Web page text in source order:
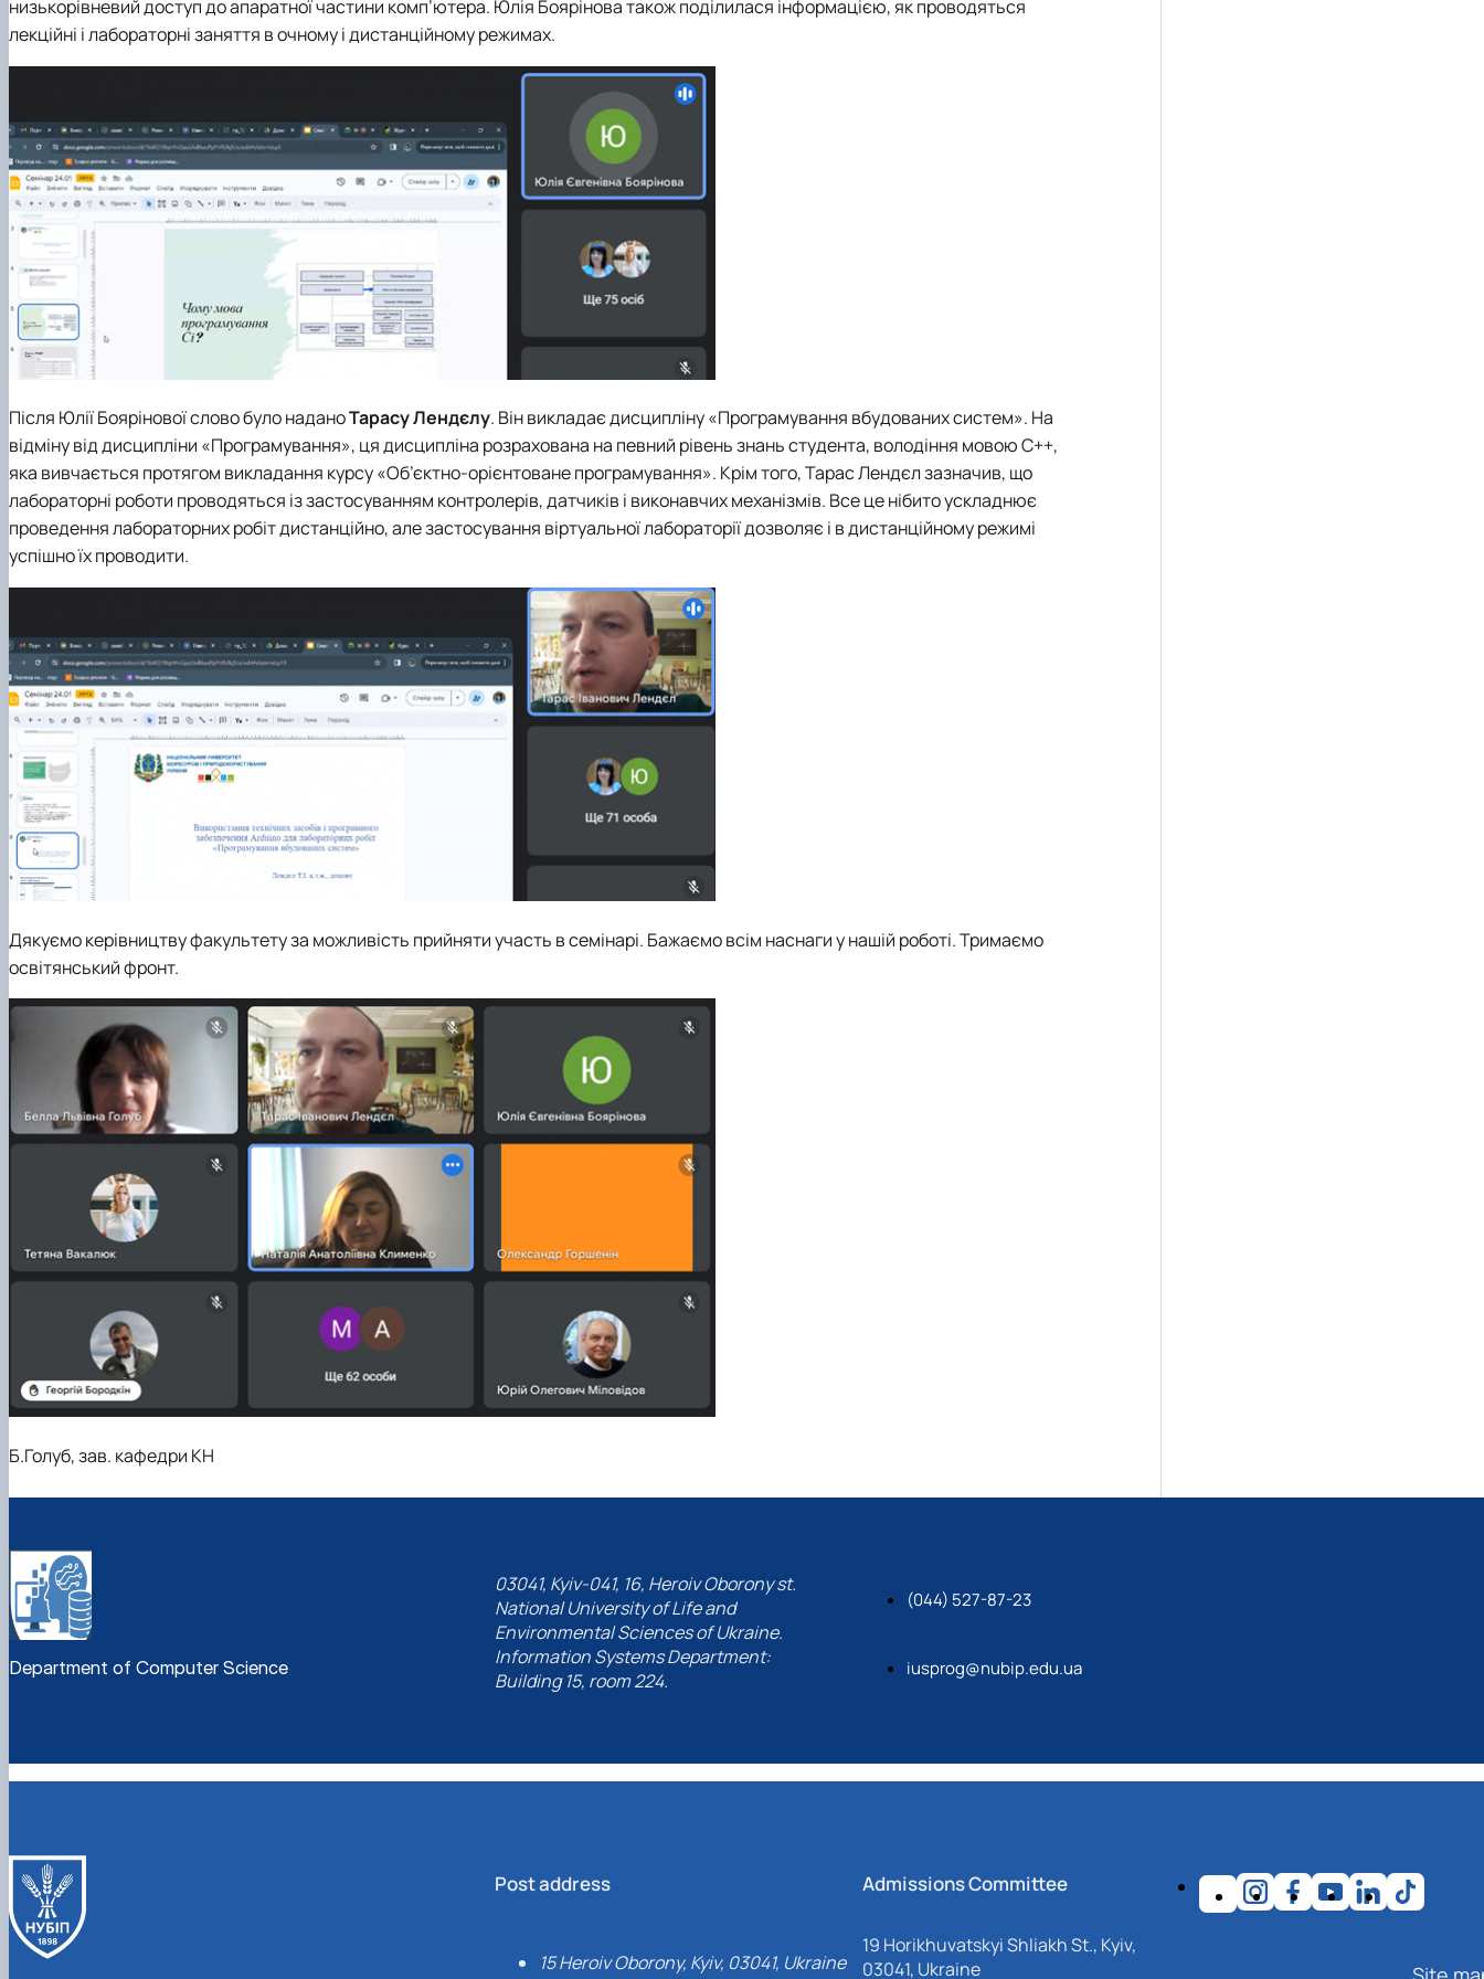
низькорівневий доступ до апаратної частини комп’ютера. Юлія Боярінова також поділилася інформацією, як проводяться
лекційні і лабораторні заняття в очному і дистанційному режимах.
Після Юлії Боярінової слово було наданоТарасу Лендєлу. Він викладає дисципліну «Програмування вбудованих систем». На
відміну від дисципліни «Програмування», ця дисципліна розрахована на певний рівень знань студента, володіння мовою С++,
яка вивчається протягом викладання курсу «Об’єктно-орієнтоване програмування». Крім того, Тарас Лендєл зазначив, що
лабораторні роботи проводяться із застосуванням контролерів, датчиків і виконавчих механізмів. Все це нібито ускладнює
проведення лабораторних робіт дистанційно, але застосування віртуальної лабораторії дозволяє і в дистанційному режимі
успішно їх проводити.
Дякуємо керівництву факультету за можливість прийняти участь в семінарі. Бажаємо всім наснаги у нашій роботі. Тримаємо
освітянський фронт.
Б.Голуб, зав. кафедри КН
Department of Computer Science
03041, Kyiv-041, 16, Heroiv Oborony st.
National University of Life and
Environmental Sciences of Ukraine.
Information Systems Department:
Building 15, room 224.
(044) 527-87-23
iusprog@nubip.edu.ua
Post address
15 Heroiv Oborony, Kyiv, 03041, Ukraine
Admissions Committee
19 Horikhuvatskyi Shliakh St., Kyiv,
03041, Ukraine